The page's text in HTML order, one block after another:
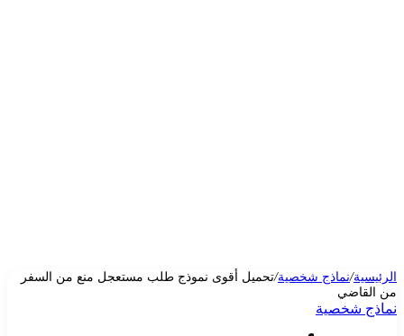
الرئيسية/نماذج شخصية/تحميل أقوى نموذج طلب مستعجل منع من السفر
من القاضي
نماذج شخصية